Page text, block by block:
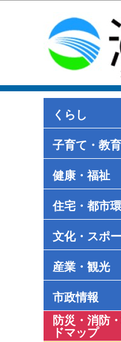
くらし
子育て・教育
健康・福祉
住宅・都市
文化・スポ
産業・観光
市政情報
防災・消防
ドマップ